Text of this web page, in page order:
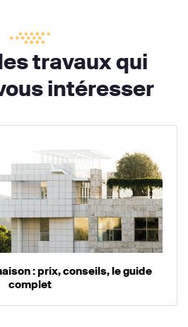
travaux qui
intéresser
: prix, conseils, le guide
complet